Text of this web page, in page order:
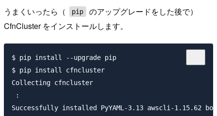
うまくいったら（ pip
のアップグレードをした後で）
CfnCluster をインストールします。
$ pip install --upgrade pip
$ pip install cfncluster
Collecting cfncluster
:
Successfully installed PyYAML-3.13 awscli-1.15.62